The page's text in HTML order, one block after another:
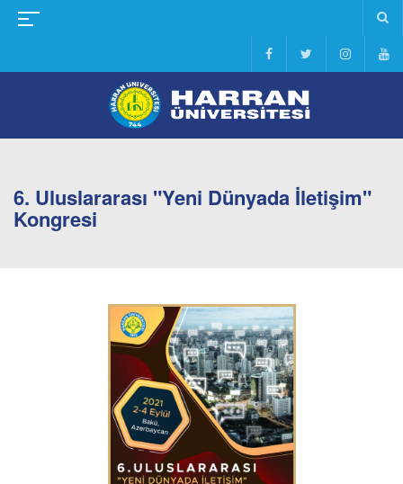
6. Uluslararası "Yeni Dünyada İletişim"
Kongresi